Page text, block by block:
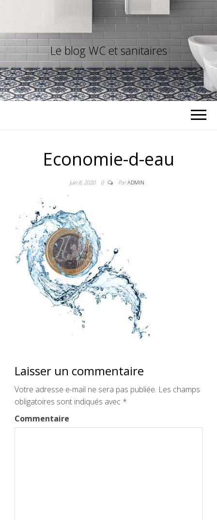
Le blog WC et sanitaires
Economie-d-eau
juin 8, 2020 0 ParADMIN
Laisser un commentaire
Votre adresse e-mail ne sera pas publiée. Les champs
obligatoires sont indiqués avec *
Commentaire